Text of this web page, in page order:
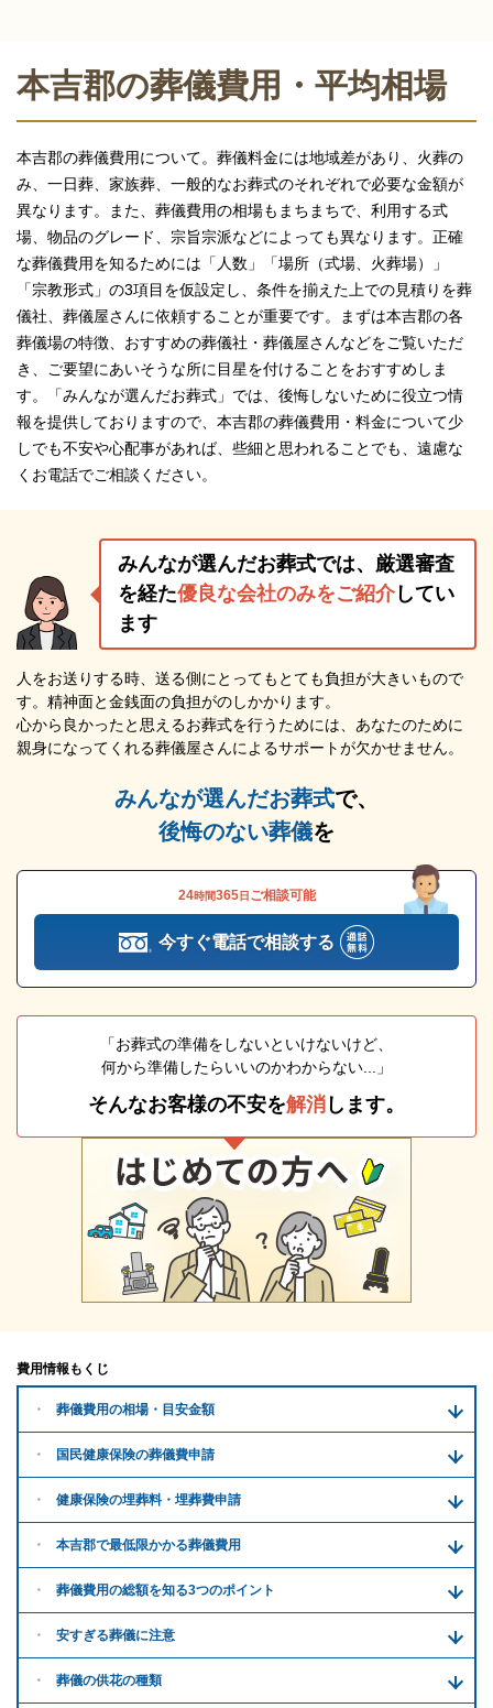
本吉郡の葬儀費用・平均相場
本吉郡の葬儀費用について。葬儀料金には地域差があり、火葬の
み、一日葬、家族葬、一般的なお葬式のそれぞれで必要な金額が
異なります。また、葬儀費用の相場もまちまちで、利用する式
場、物品のグレード、宗旨宗派などによっても異なります。正確
な葬儀費用を知るためには「人数」「場所（式場、火葬場）」
「宗教形式」の3項目を仮設定し、条件を揃えた上での見積りを葬
儀社、葬儀屋さんに依頼することが重要です。まずは本吉郡の各
葬儀場の特徴、おすすめの葬儀社・葬儀屋さんなどをご覧いただ
き、ご要望にあいそうな所に目星を付けることをおすすめしま
す。「みんなが選んだお葬式」では、後悔しないために役立つ情
報を提供しておりますので、本吉郡の葬儀費用・料金について少
しでも不安や心配事があれば、些細と思われることでも、遠慮な
くお電話でご相談ください。
みんなが選んだお葬式では、厳選審査
を経た優良な会社のみをご紹介してい
ます
人をお送りする時、送る側にとってもとても負担が大きいもので
す。精神面と金銭面の負担がのしかかります。
心から良かったと思えるお葬式を行うためには、あなたのために
親身になってくれる葬儀屋さんによるサポートが欠かせません。
みんなが選んだお葬式で、
後悔のない葬儀を
24時間365日 ご相談可能
今すぐ電話で相談する
「お葬式の準備をしないといけないけど、
何から準備したらいいのかわからない...」
そんなお客様の不安を解消 します。
費用情報もくじ
葬儀費用の相場・目安金額
国民健康保険の葬儀費申請
健康保険の埋葬料・ 埋葬費申請
本吉郡で最低限かかる葬儀費用
葬儀費用の総額を知る3つのポイント
安すぎる葬儀に注意
葬儀の供花の種類